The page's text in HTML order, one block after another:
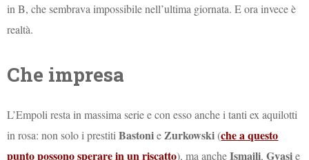
in B, che sembrava impossibile nell’ultima giornata. E ora invece è
realtà.
Che impresa
L’Empoli resta in massima serie e con esso anche i tanti ex aquilotti
in rosa: non solo i prestitiBastonie Zurkowski(che a questo
punto possono sperare in un riscatto), ma ancheIsmajli,Gyasie